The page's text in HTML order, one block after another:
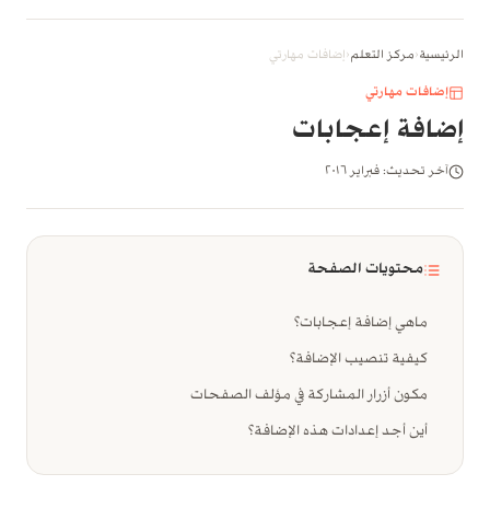
الرئيسية‹مركز التعلم‹إضافات مهارتي
إضافات مهارتي
إضافة إعجابات
آخر تحديث: فبراير ٢٠١٦
محتويات الصفحة
ماهي إضافة إعجابات؟
كيفية تنصيب الإضافة؟
مكون أزرار المشاركة في مؤلف الصفحات
أين أجد إعدادات هذه الإضافة؟